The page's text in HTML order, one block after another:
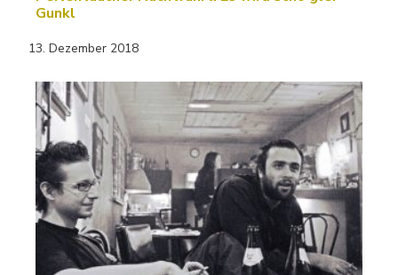
Gunkl
13. Dezember 2018